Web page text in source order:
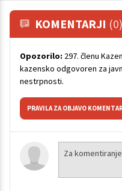
KOMENTARJI (0)
Opozorilo: 297. členu
kazensko odgovoren za
nestrpnosti.
PRAVILA ZA OBJAVO